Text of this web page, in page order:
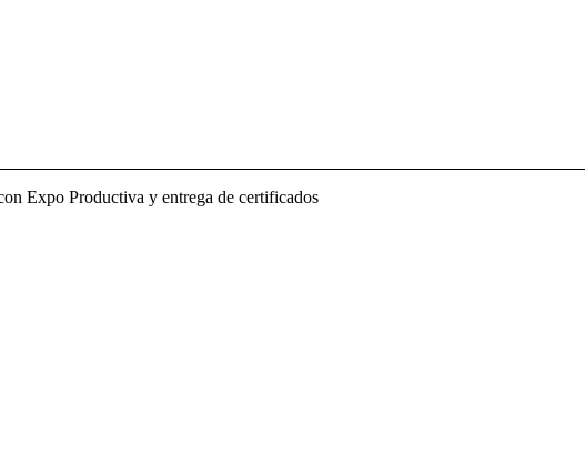
Expo Productiva y entrega de certificados